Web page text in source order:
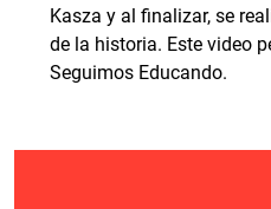
Kasza y al finalizar, se
de la historia. Este video
Seguimos Educando.